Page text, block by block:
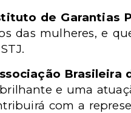
de Garantias
das mulheres, e
Brasileira
e uma
com a